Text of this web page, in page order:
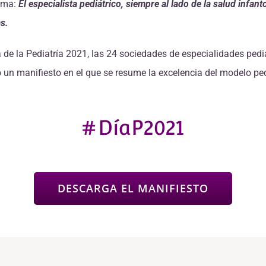
El especialista pediátrico, siempre al lado de la salud
la Pediatría 2021, las 24 sociedades de especialidades
manifiesto en el que se resume la excelencia del modelo
#DíaP2021
DESCARGA EL MANIFIESTO